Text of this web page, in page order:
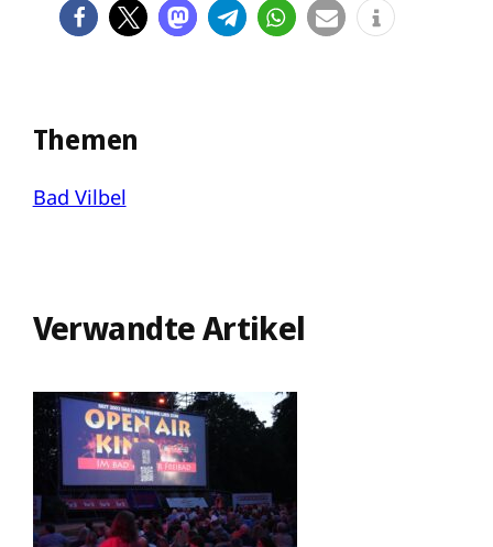
Themen
Bad Vilbel
Verwandte Artikel